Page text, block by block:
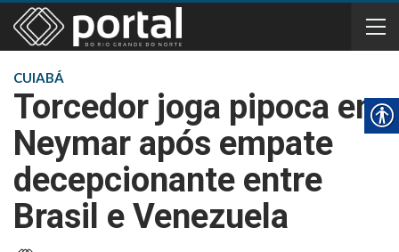
CUIABÁ
Torcedor joga pipoca em
Neymar após empate
decepcionante entre
Brasil e Venezuela